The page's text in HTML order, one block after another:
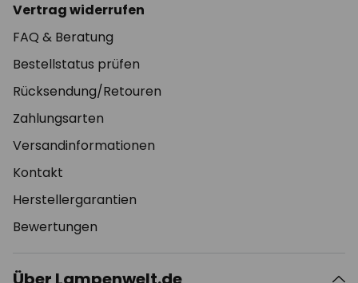
Vertrag widerrufen
FAQ & Beratung
Bestellstatus prüfen
Rücksendung/Retouren
Zahlungsarten
Versandinformationen
Kontakt
Herstellergarantien
Bewertungen